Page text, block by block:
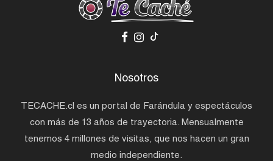
Nosotros
TECACHE.cl es un portal de Farándula y espectáculos
con más de 13 años de trayectoria. Mensualmente
tenemos 4 millones de visitas, que nos hacen un gran
medio independiente.